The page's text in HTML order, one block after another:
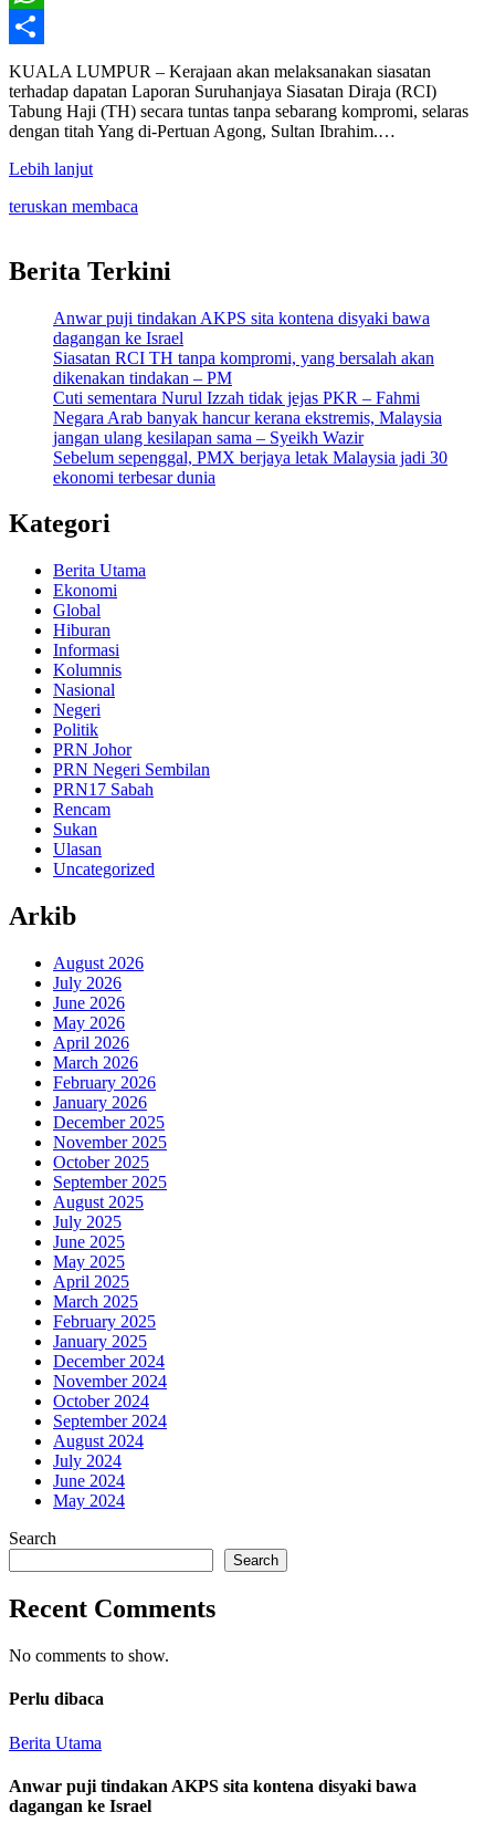
WhatsApp
Share
KUALA LUMPUR – Kerajaan akan melaksanakan siasatan
terhadap dapatan Laporan Suruhanjaya Siasatan Diraja (RCI)
Tabung Haji (TH) secara tuntas tanpa sebarang kompromi, selaras
dengan titah Yang di-Pertuan Agong, Sultan Ibrahim.…
Lebih lanjut
teruskan membaca
Berita Terkini
Anwar puji tindakan AKPS sita kontena disyaki bawa
dagangan ke Israel
Siasatan RCI TH tanpa kompromi, yang bersalah akan
dikenakan tindakan – PM
Cuti sementara Nurul Izzah tidak jejas PKR – Fahmi
Negara Arab banyak hancur kerana ekstremis, Malaysia
jangan ulang kesilapan sama – Syeikh Wazir
Sebelum sepenggal, PMX berjaya letak Malaysia jadi 30
ekonomi terbesar dunia
Kategori
Berita Utama
Ekonomi
Global
Hiburan
Informasi
Kolumnis
Nasional
Negeri
Politik
PRN Johor
PRN Negeri Sembilan
PRN17 Sabah
Rencam
Sukan
Ulasan
Uncategorized
Arkib
August 2026
July 2026
June 2026
May 2026
April 2026
March 2026
February 2026
January 2026
December 2025
November 2025
October 2025
September 2025
August 2025
July 2025
June 2025
May 2025
April 2025
March 2025
February 2025
January 2025
December 2024
November 2024
October 2024
September 2024
August 2024
July 2024
June 2024
May 2024
Search
Search
Recent Comments
No comments to show.
Perlu dibaca
Berita Utama
Anwar puji tindakan AKPS sita kontena disyaki bawa
dagangan ke Israel